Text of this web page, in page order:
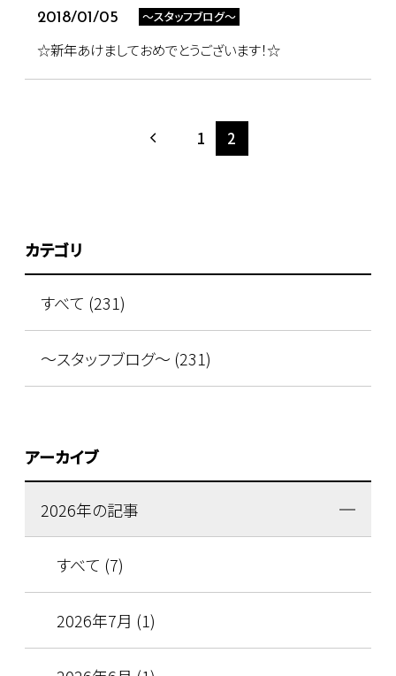
2018/01/05 ～スタッフブログ～
☆新年あけましておめでとうございます！☆
1 2
カテゴリ
すべて (231)
～スタッフブログ～ (231)
アーカイブ
2026年の記事
すべて (7)
2026年7月 (1)